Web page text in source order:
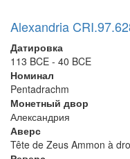
Alexandria
Датировка
113 BCE - 40 BCE
Номинал
Pentadrachm
Монетный двор
Александрия
Аверс
Tête de Zeus Ammon à